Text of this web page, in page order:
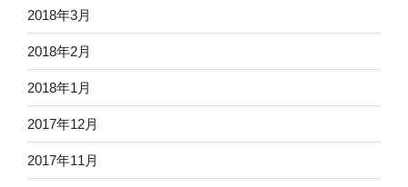
2018年3月
2018年2月
2018年1月
2017年12月
2017年11月